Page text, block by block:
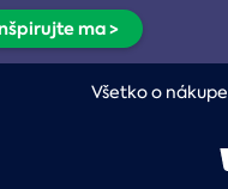
ma >
Všetko o nákupe